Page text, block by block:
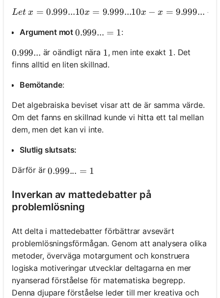
Let\ x =
Let x = 0.999...10x = 9.999...10x − x = 9.999... −
Argument mot 0.999... = 1
0.999... = 1:
0.999...
0.999... är oändligt nära 1
1, men inte exakt 1
1. Det
finns alltid en liten skillnad.
Bemötande:
Det algebraiska beviset visar att de är samma värde.
Om det fanns en skillnad kunde vi hitta ett tal mellan
dem, men det kan vi inte.
Slutlig slutsats:
Därför är0.999... = 1
0.999... = 1
Inverkan av mattedebatter på
problemlösning
Att delta i mattedebatter förbättrar avsevärt
problemlösningsförmågan. Genom att analysera olika
metoder, överväga motargument och konstruera
logiska motiveringar utvecklar deltagarna en mer
nyanserad förståelse för matematiska begrepp.
Denna djupare förståelse leder till mer kreativa och